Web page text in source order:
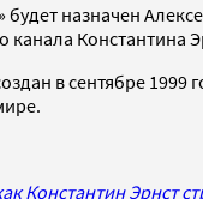
назначен
Константина
в сентябре
Константин Эрнст